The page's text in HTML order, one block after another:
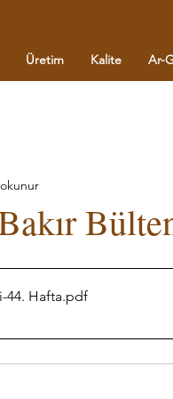
Üretim Kalite Ar-
44. Hafta.pdf